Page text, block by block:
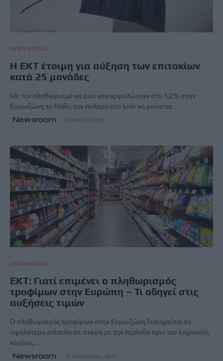
ΟΙΚΟΝΟΜΙΑ
Η ΕΚΤ έτοιμη για αύξηση των επιτοκίων
κατά 25 μονάδες
Με τον πληθωρισμό να έχει «σκαρφαλώσει» στο 3,2% στην
Ευρωζώνη το Μάϊο, τον πόλεμο στο Ιράν να μαίνεται…
Newsroom 7 Ιουνίου, 2026
ΟΙΚΟΝΟΜΙΑ
ΕKT: Γιατί επιμένει ο πληθωρισμός
τροφίμων στην Ευρώπη – Τι οδηγεί στις
αυξήσεις τιμών
Ο πληθωρισμός τροφίμων στην Ευρωζώνη διατηρείται σε
υψηλότερα επίπεδα σε σχέση με την περίοδο πριν τον κορονοϊό,
κυρίως…
Newsroom 18 Ιανουαρίου, 2026